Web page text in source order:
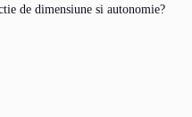
de dimensiune si autonomie?